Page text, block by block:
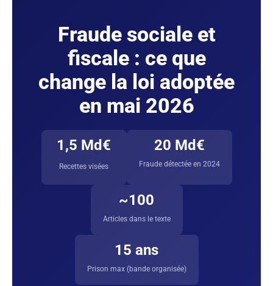
Fraude sociale et
fiscale : ce que
change la loi adoptée
en mai 2026
1,5 Md€
Recettes visées
20 Md€
Fraude détectée en 2024
~100
Articles dans le texte
15 ans
Prison max (bande organisée)